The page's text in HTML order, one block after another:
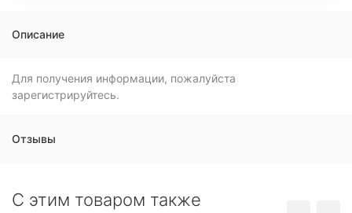
Описание
Для получения информации, пожалуйста
зарегистрируйтесь.
Отзывы
C этим товаром также